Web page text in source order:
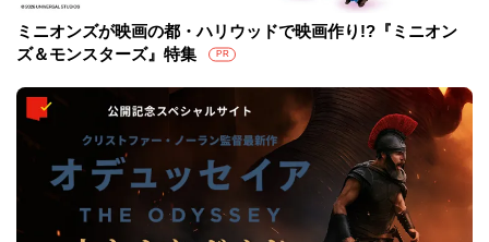
ミニオンズが映画の都・ハリウッドで映画作り!?『ミニオン
ズ＆モンスターズ』特集
PR